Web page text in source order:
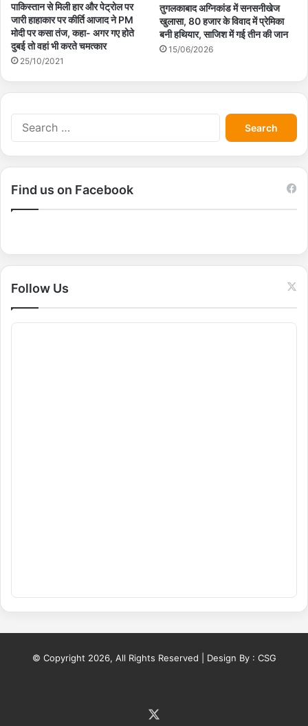
पाकिस्तान से मिली हार और पेट्रोल पर
जारी हाहाकार पर कीर्ति आजाद ने PM
मोदी पर कसा तंज, कहा- अगर गए होते
दुबई तो वहां भी करते चमत्कार
25/10/2021
तुगलकाबाद अग्निकांड में सनसनीखेज
खुलासा, 80 हजार के विवाद में प्रेमिका
बनी हथियार, साजिश में गई तीन की जान
15/06/2026
S
e
a
r
r
Find us on Facebook
Follow Us
© Copyright 2026, All Rights Reserved | Design By : CSG